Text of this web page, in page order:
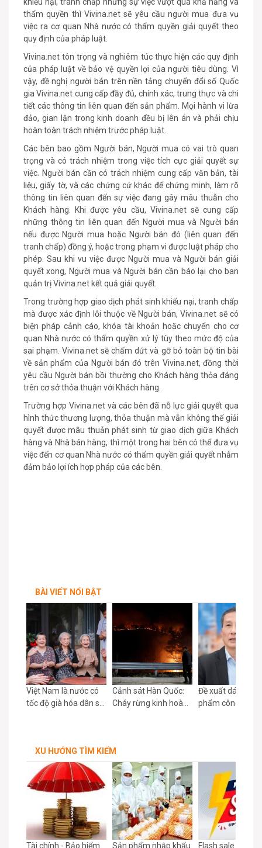
thẩm quyền thì Vivina.net sẽ yêu cầu người mua đưa vụ
việc ra cơ quan Nhà nước có thẩm quyền giải quyết theo
quy định của pháp luật.
Vivina.net tôn trọng và nghiêm túc thực hiện các quy định
của pháp luật về bảo vệ quyền lợi của người tiêu dùng. Vì
vậy, đề nghị người bán trên nền tảng chuyển đổi số Quốc
gia Vivina.net cung cấp đầy đủ, chính xác, trung thực và chi
tiết các thông tin liên quan đến sản phẩm. Mọi hành vi lừa
đảo, gian lận trong kinh doanh đều bị lên án và phải chịu
hoàn toàn trách nhiệm trước pháp luật.
Các bên bao gồm Người bán, Người mua có vai trò quan
trọng và có trách nhiệm trong việc tích cực giải quyết sự
việc. Người bán cần có trách nhiệm cung cấp văn bản, tài
liệu, giấy tờ, và các chứng cứ khác để chứng minh, làm rõ
thông tin liên quan đến sự việc đang gây mâu thuẫn cho
Khách hàng. Khi được yêu cầu, Vivina.net sẽ cung cấp
những thông tin liên quan đến Người mua và Người bán
nếu được Người mua hoặc Người bán đó (liên quan đến
tranh chấp) đồng ý, hoặc trong phạm vi được luật pháp cho
phép. Sau khi vu việc được Người mua và Người bán giải
quyết xong, Người mua và Người bán cần báo lại cho ban
quản trị Vivina.net kết quả giải quyết.
Trong trường hợp giao dịch phát sinh khiếu nại, tranh chấp
mà được xác định lỗi thuộc về Người bán, Vivina.net sẽ có
biện pháp cảnh cáo, khóa tài khoản hoặc chuyển cho cơ
quan Nhà nước có thẩm quyền xử lý tùy theo mức độ của
sai phạm. Vivina.net sẽ chấm dứt và gỡ bỏ toàn bộ tin bài
về sản phẩm của Người bán đó trên Vivina.net, đồng thời
yêu cầu Người bán bồi thường cho Khách hàng thỏa đáng
trên cơ sở thỏa thuận với Khách hàng.
Trường hợp Vivina.net và các bên đã nỗ lực giải quyết qua
hình thức thương lượng, thỏa thuận mà vẫn không thể giải
quyết được mâu thuẫn phát sinh từ giao dịch giữa Khách
hàng và Nhà bán hàng, thì một trong hai bên có thể đưa vụ
việc đến cơ quan Nhà nước có thẩm quyền giải quyết nhằm
đảm bảo lợi ích hợp pháp của các bên.
BÀI VIẾT NỔI BẬT
Việt Nam là nước có
tốc độ già hóa dân số
Cảnh sát Hàn Quốc:
Cháy rừng kinh hoàng
Đề xuất dán
phẩm công nghệ
XU HƯỚNG TÌM KIẾM
Tài chính - Bảo hiểm Sản phẩm nhập khẩu Flash sale